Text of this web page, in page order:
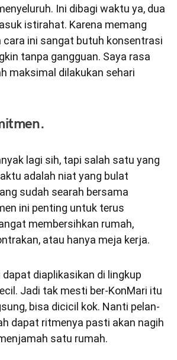
Ini dibagi waktu ya, dua
istirahat. Karena memang
cara ini sangat butuh konsentrasi
tanpa gangguan. Saya rasa
maksimal dilakukan sehari
.
lagi sih, tapi salah satu yang
adalah niat yang bulat
sudah searah bersama
ini penting untuk terus
membersihkan rumah,
atau hanya meja kerja.
dapat diaplikasikan di lingkup
Jadi tak mesti ber-KonMari itu
bisa dicicil kok. Nanti pelan-
dapat ritmenya pasti akan nagih
satu rumah.